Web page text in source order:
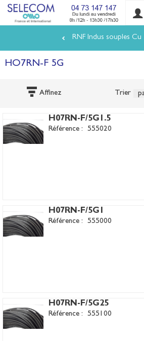
au
SELECOM
Matériels de réseaux
RNF Indus souples Cu
HO7RN-F 5G
Affinez Trier
H07RN-F/5G1.5
Référence : 555020
H07RN-F/5G1
Référence : 555000
H07RN-F/5G25
Référence : 555100